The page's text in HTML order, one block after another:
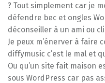
? Tout simplement car je
défendre bec et ongles
déconseiller à un ami ou
Je peux m’énerver à faire
diffymusic c’est le mal et
Ou qu’un site fait maison
sous WordPress car pas